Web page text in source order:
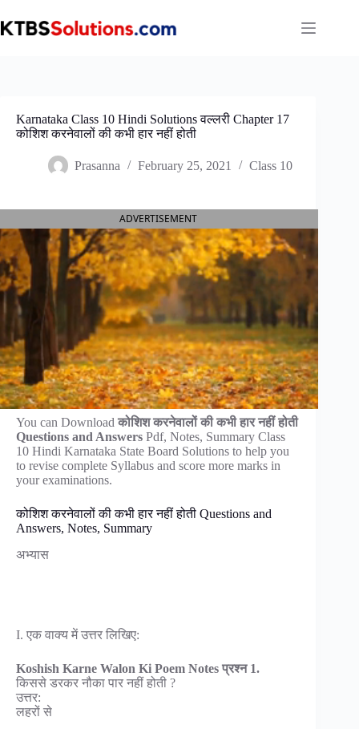
to
content
Karnataka Class 10 Hindi Solutions वल्लरी Chapter 17
कोशिश करनेवालों की कभी हार नहीं होती
Prasanna February 25, 2021 Class 10
ADVERTISEMENT
You can Download कोशिश करनेवालों की कभी हार नहीं होती
Questions and Answers Pdf, Notes, Summary Class
10 Hindi Karnataka State Board Solutions to help you
to revise complete Syllabus and score more marks in
your examinations.
कोशिश करनेवालों की कभी हार नहीं होती Questions and
Answers, Notes, Summary
अभ्यास
I. एक वाक्य में उत्तर लिखिए:
Koshish Karne Walon Ki Poem Notes प्रश्न 1.
किससे डरकर नौका पार नहीं होती ?
उत्तर:
लहरों से